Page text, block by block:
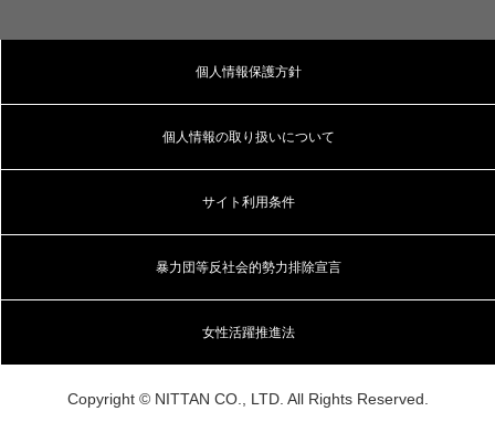
個人情報保護方針
個人情報の取り扱いについて
サイト利用条件
暴力団等反社会的勢力排除宣言
女性活躍推進法
Copyright © NITTAN CO., LTD. All Rights Reserved.